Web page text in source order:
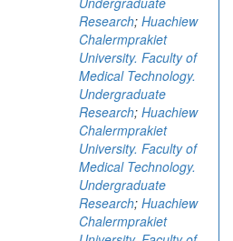
Research; Huachiew
Chalermprakiet
University. Faculty of
Medical Technology.
Undergraduate
Research; Huachiew
Chalermprakiet
University. Faculty of
Medical Technology.
Undergraduate
Research; Huachiew
Chalermprakiet